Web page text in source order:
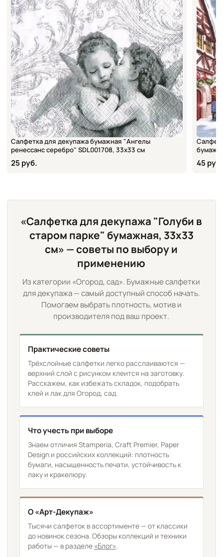
Салфетка для декупажа бумажная "Ангелы
ренессанс серебро" SDL001708, 33х33 см
25 руб. 45 руб.
«Салфетка для декупажа "Голуби в
старом парке" бумажная, 33х33
см» — советы по выбору и
применению
Из категории «Огород, сад». Бумажные салфетки
для декупажа — самый доступный способ начать.
Помогаем выбрать плотность, мотив и
производителя под ваш проект.
Практические советы
Трёхслойные салфетки легко расслаиваются —
верхний слой с рисунком клеится на заготовку.
Расскажем, как избежать складок, подобрать
клей и лак для Огород, сад.
Что учесть при выборе
Знаем отличия Stamperia, Craft Premier, Paper
Design и российских коллекций: плотность
бумаги, насыщенность печати, устойчивость к
лаку и кракелюру.
О «Арт-Декупаж»
Тысячи салфеток в ассортименте — от классики
до новинок сезона. Обзоры коллекций и техники
работы — в разделе «Блог»